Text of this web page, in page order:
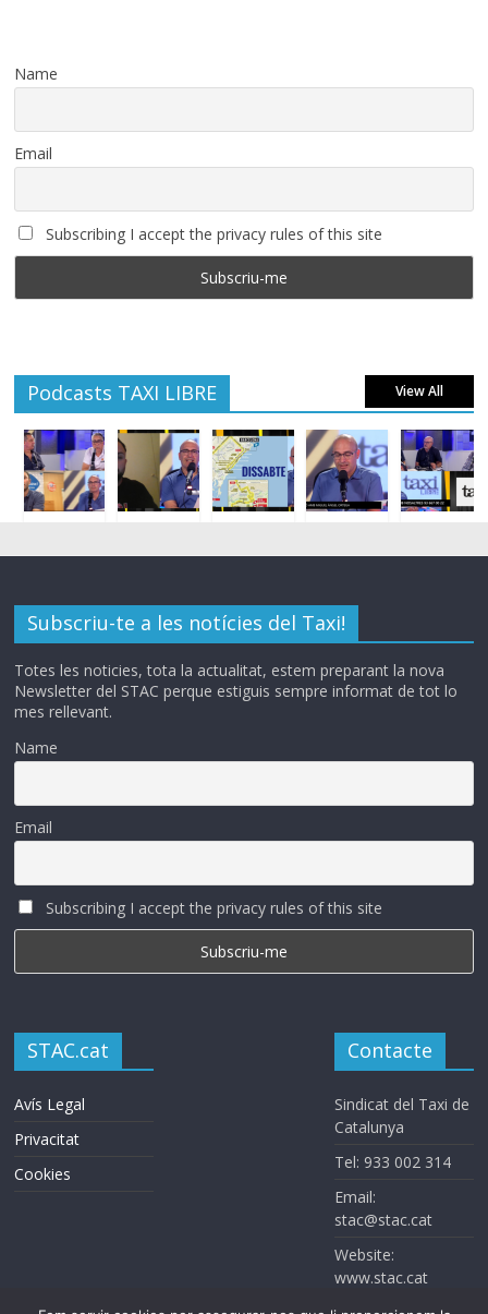
Name
Email
Subscribing I accept the privacy rules of this site
Podcasts TAXI LIBRE View All
Subscriu-te a les notícies del Taxi!
Totes les noticies, tota la actualitat, estem preparant la nova
Newsletter del STAC perque estiguis sempre informat de tot lo
mes rellevant.
Name
Email
Subscribing I accept the privacy rules of this site
STAC.cat
Avís Legal
Privacitat
Cookies
Contacte
Sindicat del Taxi de
Catalunya
Tel: 933 002 314
Email:
stac@stac.cat
Website:
www.stac.cat